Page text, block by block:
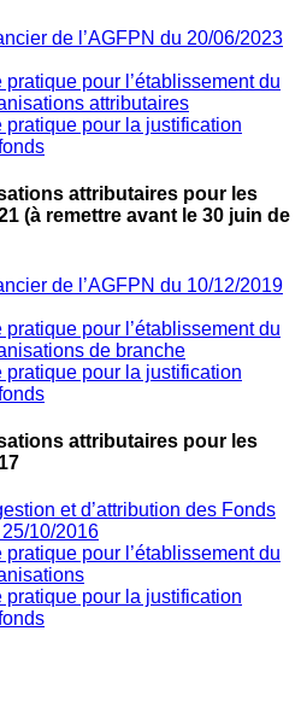
de l’AGFPN du 20/06/2023
pratique pour l’établissement du
attributaires
pratique pour la justification
attributaires pour les
(à remettre avant le 30 juin de
de l’AGFPN du 10/12/2019
pratique pour l’établissement du
de branche
pratique pour la justification
attributaires pour les
et d’attribution des Fonds
10/2016
pratique pour l’établissement du
pratique pour la justification